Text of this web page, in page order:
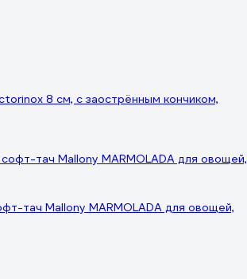
8 см, с заострённым кончиком,
тач Mallony MARMOLADA для овощей,